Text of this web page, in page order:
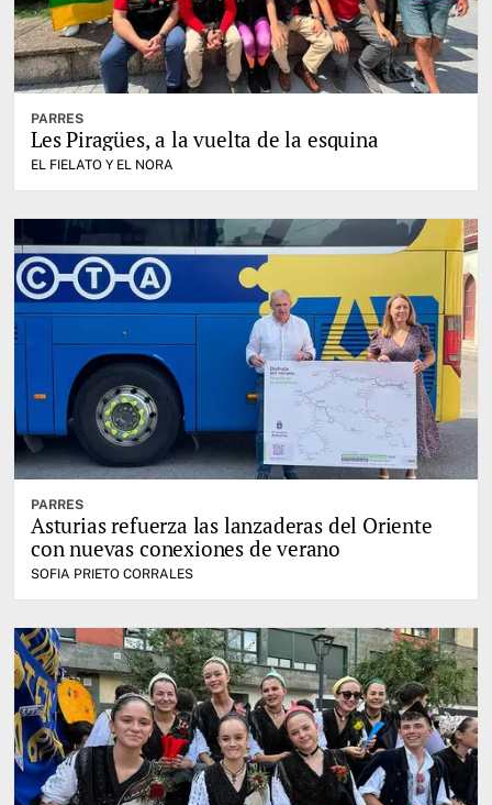
PARRES
Les Piragües, a la vuelta de la esquina
EL FIELATO Y EL NORA
PARRES
Asturias refuerza las lanzaderas del Oriente
con nuevas conexiones de verano
SOFIA PRIETO CORRALES